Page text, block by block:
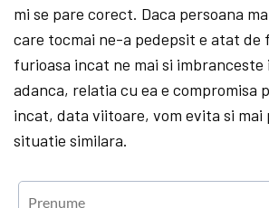
mi se pare corect. Daca persoana
care tocmai ne-a pedepsit e atat de
furioasa incat ne mai si
adanca, relatia cu ea e com­pro­misa
incat, data viitoare, vom evita si
situatie similara.